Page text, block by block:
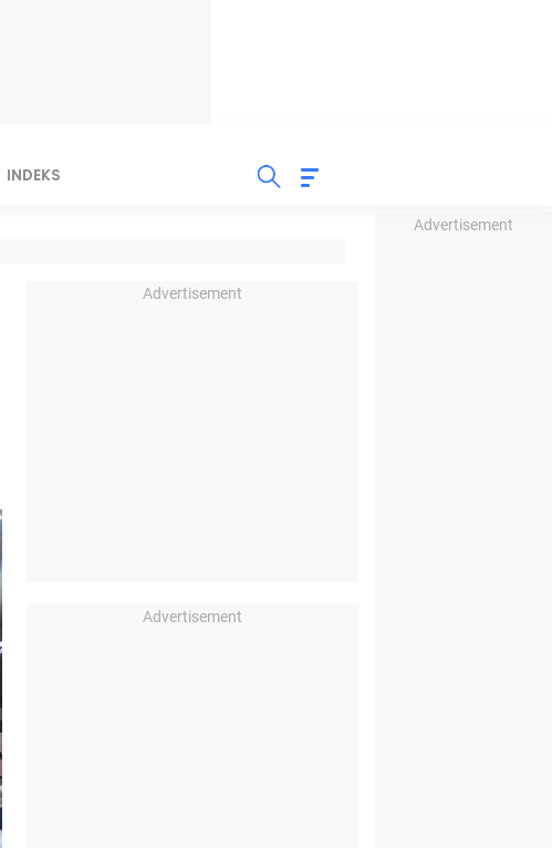
Advertisement
INDEKS
Advertisement
Advertisement